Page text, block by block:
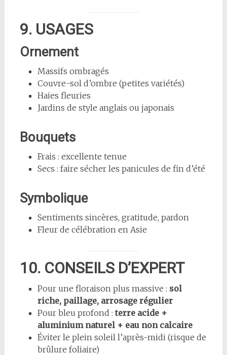
9. USAGES
Ornement
Massifs ombragés
Couvre-sol d’ombre (petites variétés)
Haies fleuries
Jardins de style anglais ou japonais
Bouquets
Frais : excellente tenue
Secs : faire sécher les panicules de fin d’été
Symbolique
Sentiments sincères, gratitude, pardon
Fleur de célébration en Asie
10. CONSEILS D’EXPERT
Pour une floraison plus massive : sol
riche, paillage, arrosage régulier
Pour bleu profond :terre acide +
aluminium naturel + eau non calcaire
Éviter le plein soleil l’après-midi (risque de
brûlure foliaire)